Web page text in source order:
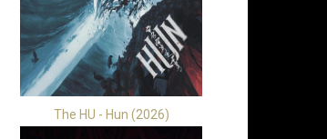
The HU - Hun (2026)